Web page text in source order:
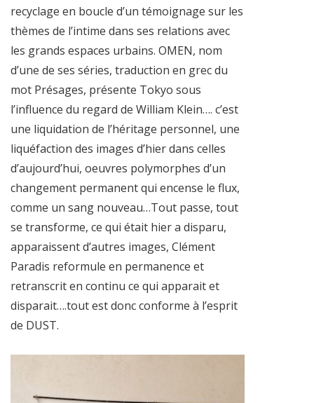
recyclage en boucle d’un témoignage sur les
thèmes de l’intime dans ses relations avec
les grands espaces urbains. OMEN, nom
d’une de ses séries, traduction en grec du
mot Présages, présente Tokyo sous
l’influence du regard de William Klein…. c’est
une liquidation de l’héritage personnel, une
liquéfaction des images d’hier dans celles
d’aujourd’hui, oeuvres polymorphes d’un
changement permanent qui encense le flux,
comme un sang nouveau…Tout passe, tout
se transforme, ce qui était hier a disparu,
apparaissent d’autres images, Clément
Paradis reformule en permanence et
retranscrit en continu ce qui apparait et
disparait….tout est donc conforme à l’esprit
de DUST.